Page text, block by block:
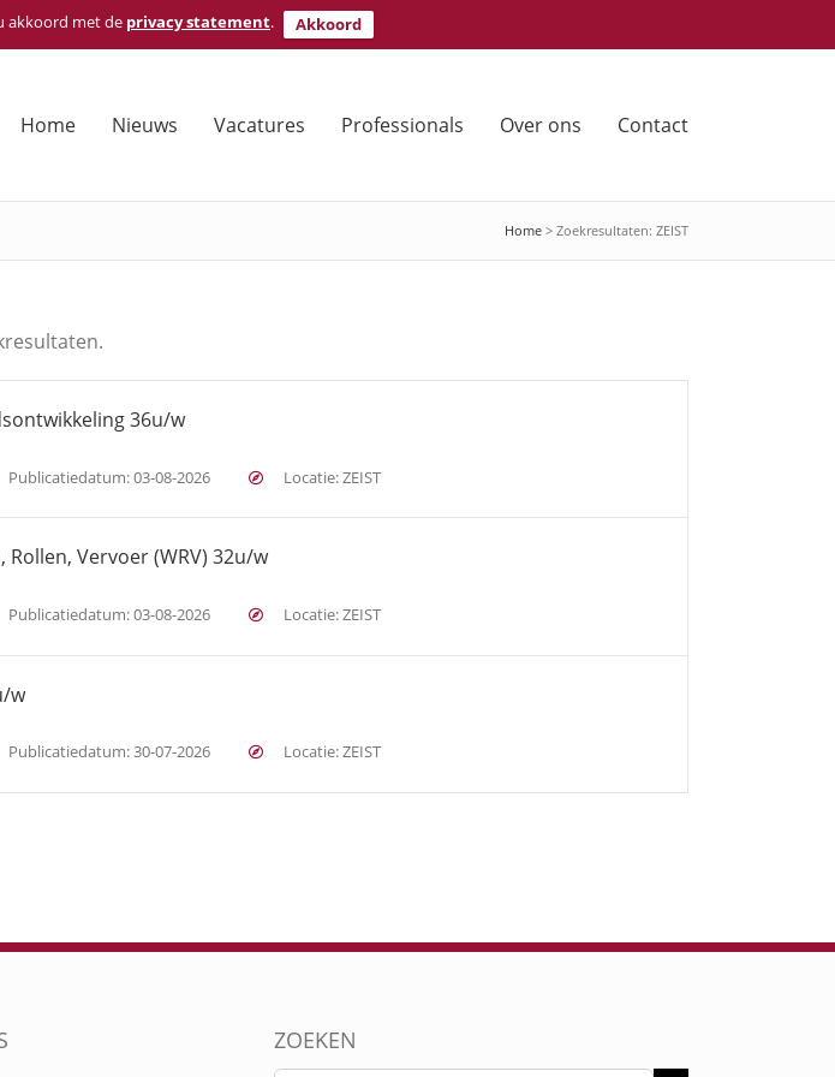
akkoord met de privacy statement.
Akkoord
Home Nieuws Vacatures Professionals Over ons Contact
Home > Zoekresultaten: ZEIST
36u/w
Publicatiedatum: 03-08-2026 Locatie: ZEIST
Vervoer (WRV) 32u/w
Publicatiedatum: 03-08-2026 Locatie: ZEIST
w
Publicatiedatum: 30-07-2026 Locatie: ZEIST
ZOEKEN